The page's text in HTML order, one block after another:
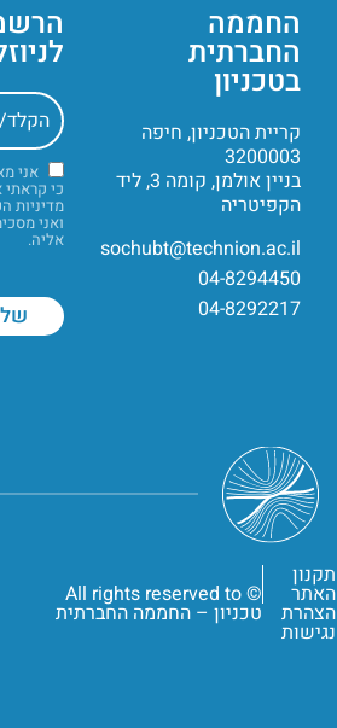
החממה
החברתית
בטכניון
קריית הטכניון, חיפה
3200003
בניין אולמן, קומה 3, ליד
הקפיטריה
sochubt@technion.ac.il
04-8294450
04-8292217
אני
כי
מדיניות
ואני
אליה.
תקנון
האתר
הצהרת
נגישות
© All rights reserved to
טכניון – החממה החברתית